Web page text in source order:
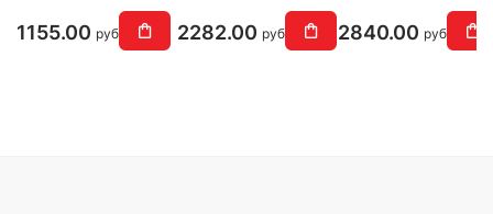
1155.00 руб 2282.00 руб 2840.00 руб